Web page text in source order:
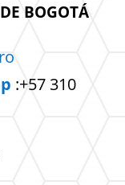
BOGOTÁ
:+57 310